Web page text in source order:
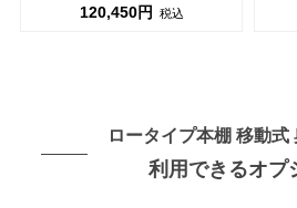
120,450円 税込
ロータイプ本棚 移動式
利用できるオプ